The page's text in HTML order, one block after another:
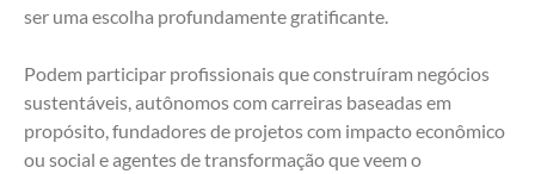
ser uma escolha profundamente gratificante.
Podem participar profissionais que construíram negócios
sustentáveis, autônomos com carreiras baseadas em
propósito, fundadores de projetos com impacto econômico
ou social e agentes de transformação que veem o